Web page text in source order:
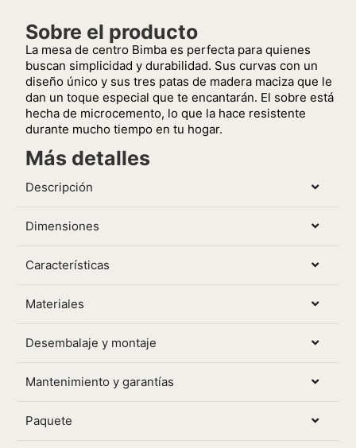
Sobre el producto
La mesa de centro Bimba es perfecta para quienes
buscan simplicidad y durabilidad. Sus curvas con un
diseño único y sus tres patas de madera maciza que le
dan un toque especial que te encantarán. El sobre está
hecha de microcemento, lo que la hace resistente
durante mucho tiempo en tu hogar.
Más detalles
Descripción
Dimensiones
Características
Materiales
Desembalaje y montaje
Mantenimiento y garantías
Paquete